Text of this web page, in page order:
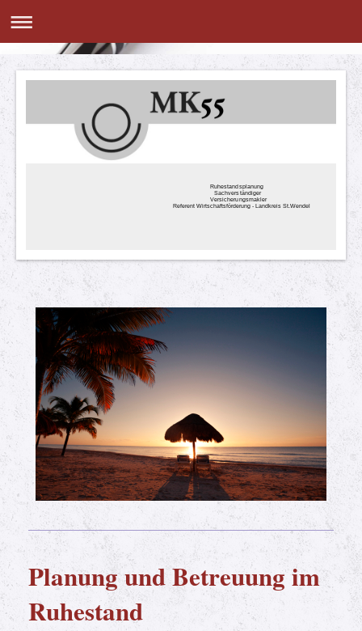
Ruhestandsplanung
Sachverständiger
Versicherungsmakler
Referent Wirtschaftsförderung - Landkreis St.Wendel
Planung und Betreuung im
Ruhestand